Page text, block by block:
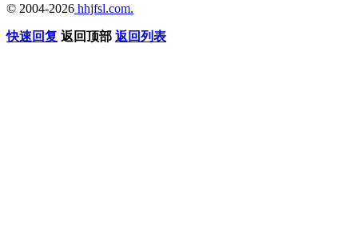
© 2004-2026 hhjfsl.com.
快速回复 返回顶部 返回列表